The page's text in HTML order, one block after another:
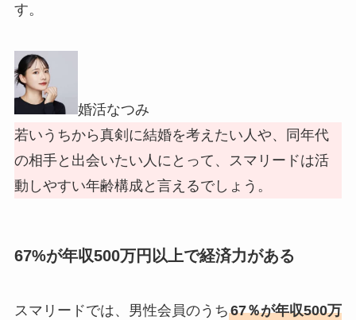
す。
婚活なつみ
若いうちから真剣に結婚を考えたい人や、同年代
の相手と出会いたい人にとって、スマリードは活
動しやすい年齢構成と言えるでしょう。
67%が年収500万円以上で経済力がある
スマリードでは、男性会員のうち67％が年収500万